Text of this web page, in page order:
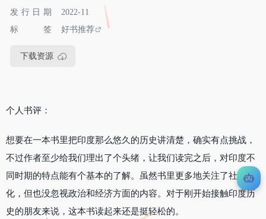
发行日期
2022-11
标签
好书推荐
下载资源
个人书评：
想要在一本书里把印度那么悠久的历史讲清楚，确实有点挑战，
不过作者至少给我们理出了个头绪，让我们读完之后，对印度不
同时期的特点能有个基本的了解。虽然书里更多地关注了社会文
化，但也没忽视政治和经济方面的内容。对于刚开始接触印度历
史的朋友来说，这本书读起来还是挺轻松的。